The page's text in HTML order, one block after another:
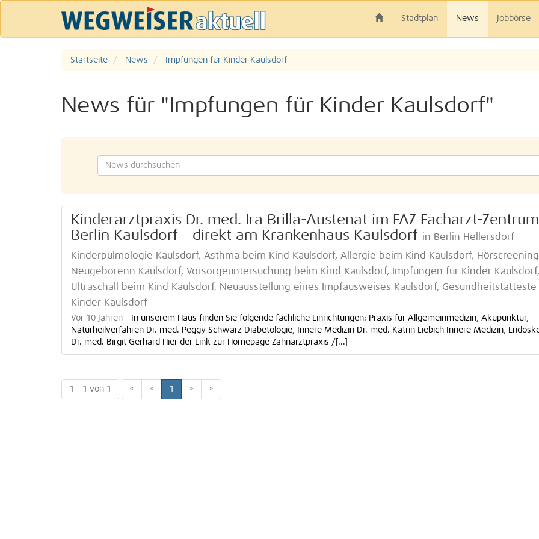
Stadtplan News Jobbörse
Startseite News Impfungen für Kinder Kaulsdorf
News für "Impfungen für Kinder Kaulsdorf"
Kinderarztpraxis Dr. med. Ira Brilla-Austenat im FAZ Facharzt-Zentrum
Berlin Kaulsdorf - direkt am Krankenhaus Kaulsdorf in Berlin Hellersdorf
Kinderpulmologie Kaulsdorf, Asthma beim Kind Kaulsdorf, Allergie beim Kind Kaulsdorf,
Neugeborenn Kaulsdorf, Vorsorgeuntersuchung beim Kind Kaulsdorf, Impfungen für Kinder Kaulsdorf,
Ultraschall beim Kind Kaulsdorf, Neuausstellung eines Impfausweises Kaulsdorf, Gesundheitstatteste
Kinder Kaulsdorf
Vor 10 Jahren – In unserem Haus finden Sie folgende fachliche Einrichtungen: Praxis für Allgemeinmedizin, Akupunktur,
Naturheilverfahren Dr. med. Peggy Schwarz Diabetologie, Innere Medizin Dr. med. Katrin Liebich Innere Medizin,
Dr. med. Birgit Gerhard Hier der Link zur Homepage Zahnarztpraxis /[...]
1 - 1 von 1 « < 1 > »